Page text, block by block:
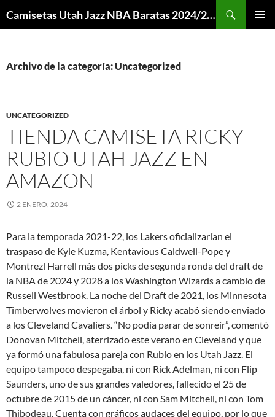
Camisetas Utah Jazz NBA Baratas 2024/2025 – Mi Camiseta NBA
Archivo de la categoría: Uncategorized
UNCATEGORIZED
TIENDA CAMISETA RICKY
RUBIO UTAH JAZZ EN
AMAZON
2 ENERO, 2024
Para la temporada 2021-22, los Lakers oficializarían el
traspaso de Kyle Kuzma, Kentavious Caldwell-Pope y
Montrezl Harrell más dos picks de segunda ronda del draft de
la NBA de 2024 y 2028 a los Washington Wizards a cambio de
Russell Westbrook. La noche del Draft de 2021, los Minnesota
Timberwolves movieron el árbol y Ricky acabó siendo enviado
a los Cleveland Cavaliers. “No podía parar de sonreír”, comentó
Donovan Mitchell, aterrizado este verano en Cleveland y que
ya formó una fabulosa pareja con Rubio en los Utah Jazz. El
equipo tampoco despegaba, ni con Rick Adelman, ni con Flip
Saunders, uno de sus grandes valedores, fallecido el 25 de
octubre de 2015 de un cáncer, ni con Sam Mitchell, ni con Tom
Thibodeau. Cuenta con gráficos audaces del equipo, por lo que